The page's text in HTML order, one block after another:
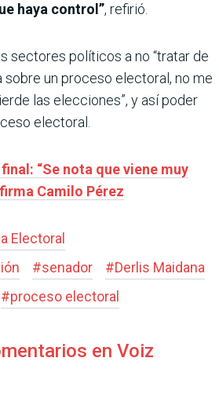
haya control”, refirió.
sectores políticos a no “tratar de
sobre un proceso electoral, no me
las elecciones”, y así poder
electoral.
“Se nota que viene muy
Camilo Pérez
Electoral
#senador #Derlis Maidana
#proceso electoral
en Voiz